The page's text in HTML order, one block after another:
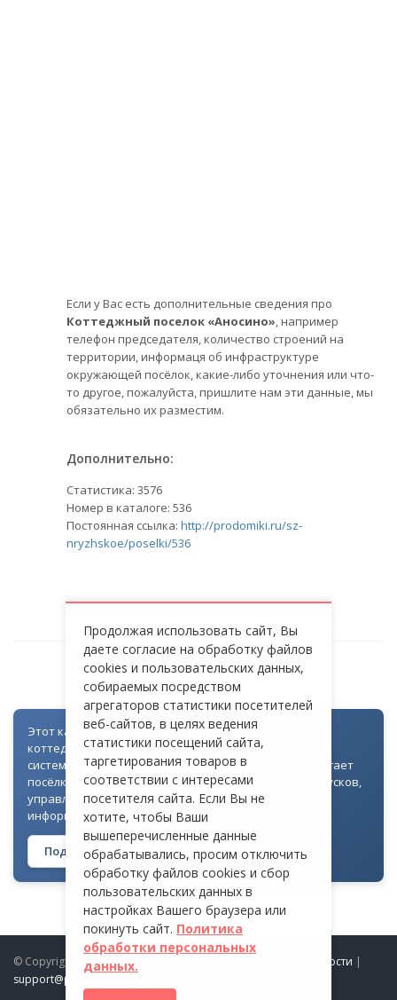
Если у Вас есть дополнительные сведения про
Коттеджный поселок «Аносино», например
телефон председателя, количество строений на
территории, информаця об инфраструктуре
окружающей посёлок, какие-либо уточнения или что-
то другое, пожалуйста, пришлите нам эти данные, мы
обязательно их разместим.
Дополнительно:
Статистика: 3576
Номер в каталоге: 536
Постоянная ссылка: http://prodomiki.ru/sz-
nryzhskoe/poselki/536
АНОСИНО
Этот каталог создан как часть цифровой экосистемы
коттеджных посёлков: для всех объектов доступна
система контроля доступа через Telegram. Она помогает
посёлкам автоматизировать выдачу гостевых пропусков,
управлять доступом на территорию и оперативно
информировать жителей
Подробнее о технологии →
© Copyright 2026 ProDomiki.ru | Политика конфиденциальности |
support@prodomiki.ru
Продолжая использовать сайт, Вы
даете согласие на обработку файлов
cookies и пользовательских данных,
собираемых посредством
агрегаторов статистики посетителей
веб-сайтов, в целях ведения
статистики посещений сайта,
таргетирования товаров в
соответствии с интересами
посетителя сайта. Если Вы не
хотите, чтобы Ваши
вышеперечисленные данные
обрабатывались, просим отключить
обработку файлов cookies и сбор
пользовательских данных в
настройках Вашего браузера или
покинуть сайт. Политика
обработки персональных
данных.